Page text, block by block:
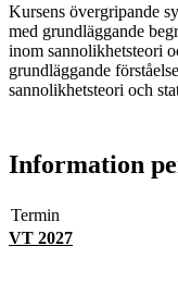
Kursens övergripande
med grundläggande
inom sannolikhetsteori
grundläggande
sannolikhetsteori och
Information
Termin
VT 2027